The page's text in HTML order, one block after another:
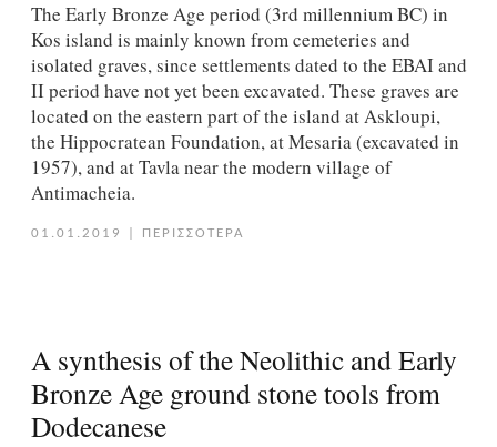
The Early Bronze Age period (3rd millennium BC) in
Kos island is mainly known from cemeteries and
isolated graves, since settlements dated to the EBAI and
II period have not yet been excavated. These graves are
located on the eastern part of the island at Askloupi,
the Hippocratean Foundation, at Mesaria (excavated in
1957), and at Tavla near the modern village of
Antimacheia.
01.01.2019 ΠΕΡΙΣΣΟΤΕΡΑ
A synthesis of the Neolithic and Early
Bronze Age ground stone tools from
Dodecanese